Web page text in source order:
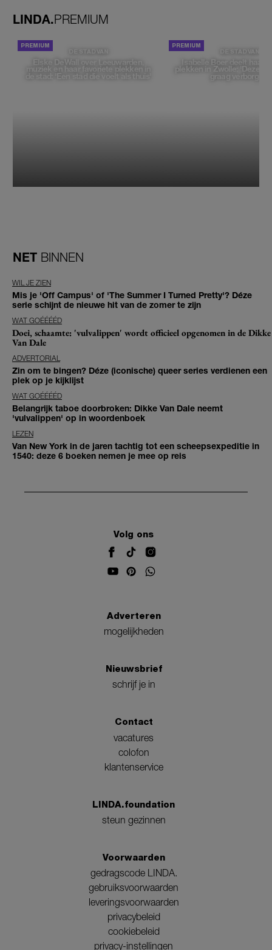
LINDA.PREMIUM
DE STAD VAN
Elske DeWall over Leeuwarden,
muziek en haar favoriete plekken in
de stad: 'Een stad die voelt als thuis'
DE STAD VAN
Isabelle Boer deelt haar
plekken in Zwolle: 'Deze
graag verborgen'
NET BINNEN
WIL JE ZIEN
Mis je 'Off Campus' of 'The Summer I Turned Pretty'? Déze
serie schijnt de nieuwe hit van de zomer te zijn
WAT GOÉÉÉÉD
Doei, schaamte: 'vulvalippen' wordt officieel opgenomen in de Dikke
Van Dale
ADVERTORIAL
Zin om te bingen? Déze (iconische) queer series verdienen een
plek op je kijklijst
WAT GOÉÉÉÉD
Belangrijk taboe doorbroken: Dikke Van Dale neemt
'vulvalippen' op in woordenboek
LEZEN
Van New York in de jaren tachtig tot een scheepsexpeditie in
1540: deze 6 boeken nemen je mee op reis
Volg ons
Adverteren
mogelijkheden
Nieuwsbrief
schrijf je in
Contact
vacatures
colofon
klantenservice
LINDA.foundation
steun gezinnen
Voorwaarden
gedragscode LINDA.
gebruiksvoorwaarden
leveringsvoorwaarden
privacybeleid
cookiebeleid
privacy-instellingen